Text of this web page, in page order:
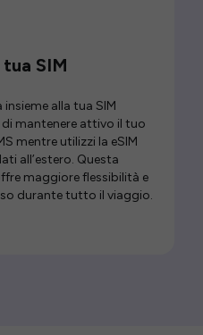
SIM
alla tua SIM
mantenere attivo il tuo
mentre utilizzi la eSIM
all’estero. Questa
maggiore flessibilità e
durante tutto il viaggio.